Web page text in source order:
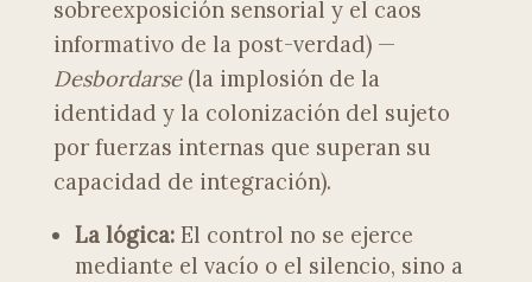
sobreexposición sensorial y el caos
informativo de la post-verdad) —
Desbordarse(la implosión de la
identidad y la colonización del sujeto
por fuerzas internas que superan su
capacidad de integración).
La lógica:El control no se ejerce
mediante el vacío o el silencio, sino a